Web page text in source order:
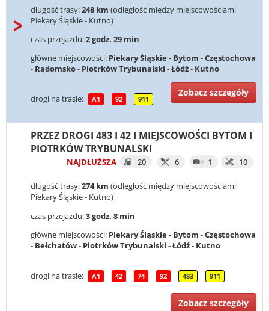
długość trasy:248 km (odległość między miejscowościami
Piekary Śląskie - Kutno)
czas przejazdu:2 godz. 29 min
główne miejscowości: Piekary Śląskie - Bytom -Częstochowa
- Radomsko- Piotrków Trybunalski -Łódź- Kutno
drogi na trasie: A1 92 911
Zobacz szczegóły
PRZEZ DROGI 483 I 42 I MIEJSCOWOŚCI BYTOM I
PIOTRKÓW TRYBUNALSKI
NAJDŁUŻSZA 20 6 1 10
długość trasy:274 km (odległość między miejscowościami
Piekary Śląskie - Kutno)
czas przejazdu:3 godz. 8 min
główne miejscowości: Piekary Śląskie- Bytom -Częstochowa
- Bełchatów- Piotrków Trybunalski -Łódź- Kutno
drogi na trasie: A1 42 74 92 483 911
Zobacz szczegóły